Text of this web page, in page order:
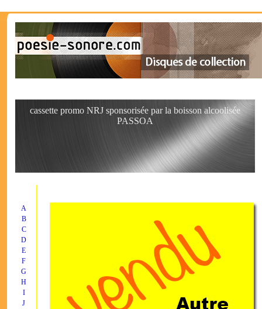
cassette promo NRJ sponsorisée par la boisson alcoolisée
PASSOA
A
B
C
D
E
F
G
H
I
J